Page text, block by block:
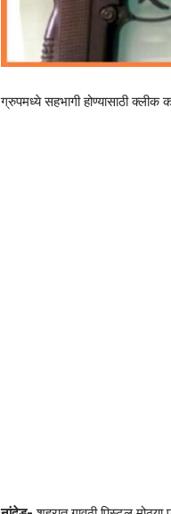
ग्रुपमध्ये सहभागी होण्यासाठी क्लीक